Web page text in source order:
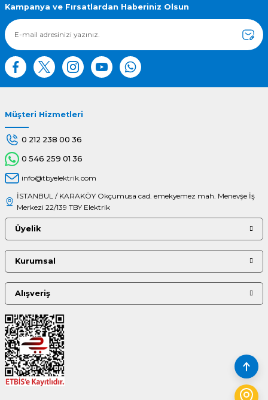
Ürün bilgilerinde hatalar bulunuyor.
Ürün fiyatı diğer sitelerden daha pahalı.
Bu ürüne benzer farklı alternatifler olmalı.
Kampanya ve Fırsatlardan Haberiniz Olsun
Müşteri Hizmetleri
0 212 238 00 36
0 546 259 01 36
info@tbyelektrik.com
İSTANBUL / KARAKÖY Okçumusa cad. emekyemez mah. Menevşe İş
Merkezi 22/139 TBY Elektrik
Üyelik
Kurumsal
Alışveriş